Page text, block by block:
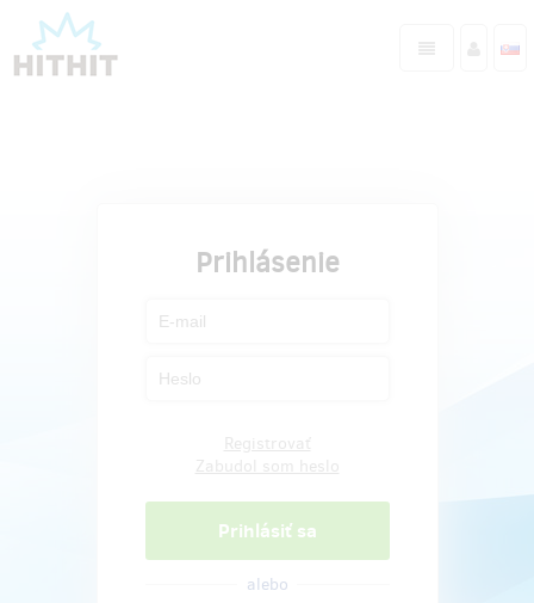
Prihlásenie
alebo